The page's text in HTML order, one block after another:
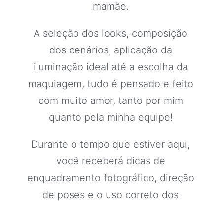
mamãe.
A seleção dos looks, composição
dos cenários, aplicação da
iluminação ideal até a escolha da
maquiagem, tudo é pensado e feito
com muito amor, tanto por mim
quanto pela minha equipe!
Durante o tempo que estiver aqui,
você receberá dicas de
enquadramento fotográfico, direção
de poses e o uso correto dos